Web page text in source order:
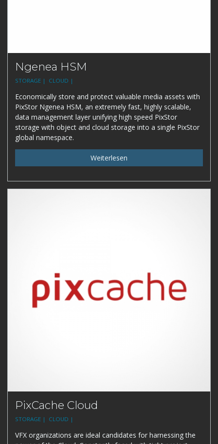
Ngenea HSM
STORAGE | CLOUD |
Economically store and protect valuable media assets with
PixStor Ngenea HSM, an extremely fast, highly scalable,
data management layer unifying high speed PixStor
storage with object and cloud storage into a single PixStor
global namespace.
Weiterlesen
PixCache Cloud
STORAGE | CLOUD |
VFX organizations are ideal candidates for harnessing the